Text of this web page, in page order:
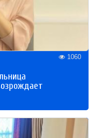
1060